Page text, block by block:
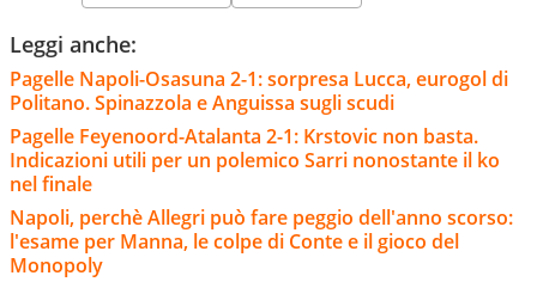
Leggi anche:
Pagelle Napoli-Osasuna 2-1: sorpresa Lucca, eurogol di
Politano. Spinazzola e Anguissa sugli scudi
Pagelle Feyenoord-Atalanta 2-1: Krstovic non basta.
Indicazioni utili per un polemico Sarri nonostante il ko
nel finale
Napoli, perchè Allegri può fare peggio dell'anno scorso:
l'esame per Manna, le colpe di Conte e il gioco del
Monopoly